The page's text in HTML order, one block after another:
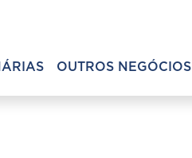
OUTROS NEGÓCIOS